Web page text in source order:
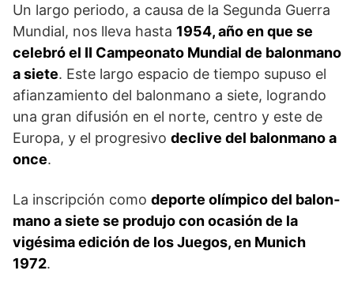
Un largo periodo, a causa de la Segunda Guerra
Mundial, nos lleva hasta 1954, año en que se
cele­bró el II Campeonato Mundial de balonmano
a siete. Este largo espacio de tiempo supuso el
afianzamiento del ba­lonmano a siete, logrando
una gran difusión en el norte, centro y este de
Europa, y el progresivo de­clive del balonmano a
once.
La inscripción como deporte olímpico del balon­
mano a siete se produjo con ocasión de la
vigésima edición de los Juegos, en Munich
1972.